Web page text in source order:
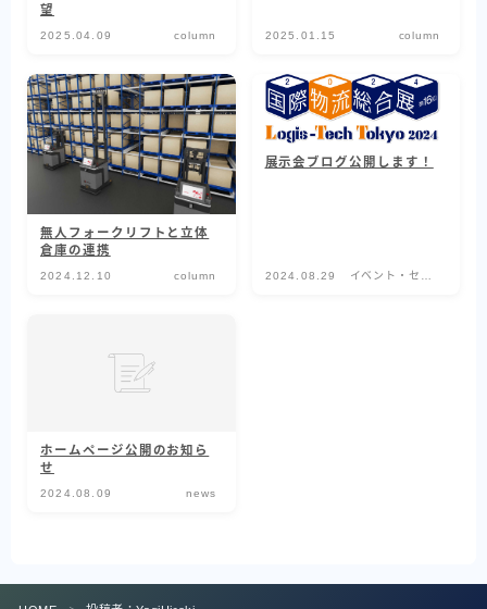
Linkores AGF 水平搬送モデル
Linkores AGF CBD20H
シャトルラックシステム
標準型シャトル
重量型シャトル
薄型シャトル
AMR (自律走行搬送ロボット)
望
2025.04.09 column 2025.01.15 column
無人フォークリフトと立体
倉庫の連携
2024.12.10 column
展示会ブログ公開します！
2024.08.29
イベント・セミ
ホームページ公開のお知ら
せ
2024.08.09 news